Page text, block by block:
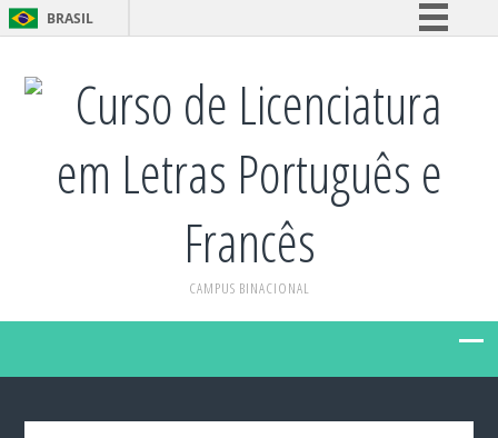
BRASIL
Comunica BR
Participe
Acesso à informação
Legislação
Curso de Licenciatura
em Letras Português e
Francês
CAMPUS BINACIONAL